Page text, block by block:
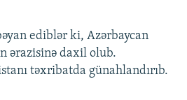
ediblər ki, Azərbaycan
ərazisinə daxil olub.
təxribatda günahlandırıb.